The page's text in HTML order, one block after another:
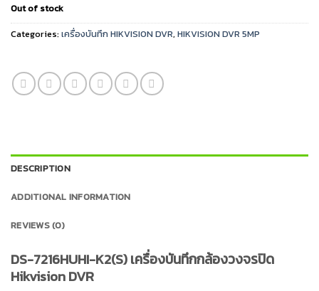
Out of stock
Categories:เครื่องบันทึก HIKVISION DVR, HIKVISION DVR 5MP
DESCRIPTION
ADDITIONAL INFORMATION
REVIEWS (0)
DS-7216HUHI-K2(S) เครื่องบันทึกกล้องวงจรปิด
Hikvision DVR